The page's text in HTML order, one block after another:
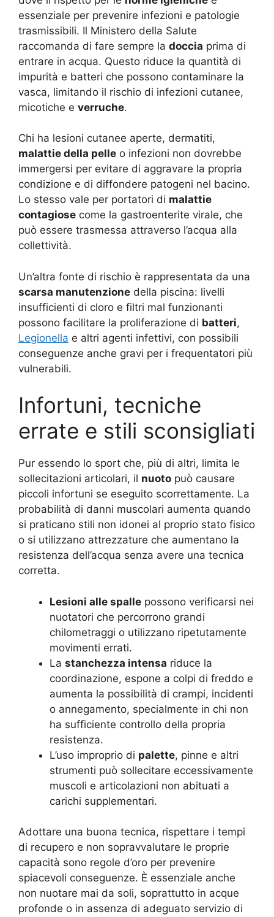
essenziale per prevenire infezioni e patologie
trasmissibili. Il Ministero della Salute
raccomanda di fare sempre la doccia prima di
entrare in acqua. Questo riduce la quantità di
impurità e batteri che possono contaminare la
vasca, limitando il rischio di infezioni cutanee,
micotiche e verruche.
Chi ha lesioni cutanee aperte, dermatiti,
malattie della pelle o infezioni non dovrebbe
immergersi per evitare di aggravare la propria
condizione e di diffondere patogeni nel bacino.
Lo stesso vale per portatori di malattie
contagiose come la gastroenterite virale, che
può essere trasmessa attraverso l’acqua alla
collettività.
Un’altra fonte di rischio è rappresentata da una
scarsa manutenzione della piscina: livelli
insufficienti di cloro e filtri mal funzionanti
possono facilitare la proliferazione di batteri,
Legionella e altri agenti infettivi, con possibili
conseguenze anche gravi per i frequentatori più
vulnerabili.
Infortuni, tecniche
errate e stili sconsigliati
Pur essendo lo sport che, più di altri, limita le
sollecitazioni articolari, il nuoto può causare
piccoli infortuni se eseguito scorrettamente. La
probabilità di danni muscolari aumenta quando
si praticano stili non idonei al proprio stato fisico
o si utilizzano attrezzature che aumentano la
resistenza dell’acqua senza avere una tecnica
corretta.
Lesioni alle spalle possono verificarsi nei
nuotatori che percorrono grandi
chilometraggi o utilizzano ripetutamente
movimenti errati.
La stanchezza intensa riduce la
coordinazione, espone a colpi di freddo e
aumenta la possibilità di crampi, incidenti
o annegamento, specialmente in chi non
ha sufficiente controllo della propria
resistenza.
L’uso improprio di palette, pinne e altri
strumenti può sollecitare eccessivamente
muscoli e articolazioni non abituati a
carichi supplementari.
Adottare una buona tecnica, rispettare i tempi
di recupero e non sopravvalutare le proprie
capacità sono regole d’oro per prevenire
spiacevoli conseguenze. È essenziale anche
non nuotare mai da soli, soprattutto in acque
profonde o in assenza di adeguato servizio di